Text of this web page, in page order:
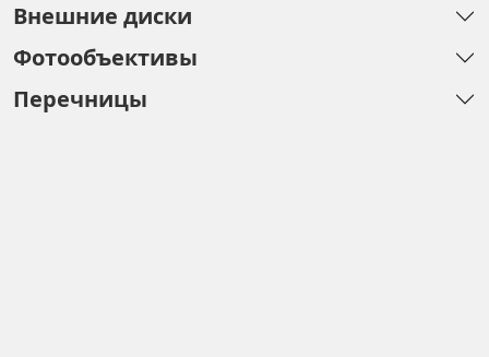
Внешние диски
Фотообъективы
Перечницы